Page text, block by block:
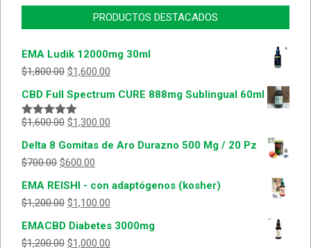
PRODUCTOS DESTACADOS
EMA Ludik 12000mg 30ml
$1,800.00 $1,600.00
CBD Full Spectrum CURE 888mg Sublingual 60ml
Valorado
5
$1,600.00 $1,300.00
Delta 8 Gomitas de Aro Durazno 500 Mg / 20 Pz
$700.00 $600.00
EMA REISHI - con adaptógenos (kosher)
$1,200.00 $1,100.00
EMACBD Diabetes 3000mg
$1,200.00 $1,000.00